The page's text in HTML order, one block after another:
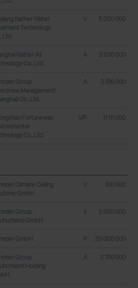
Nather Water
Technology
Ltd.
V 5 000 000
Nather Air
Co., Ltd.
A 3 200 000
Group
Management
Co., Ltd.
A 2 516 000
Fortuneway
Co., Ltd.
V/P 11 111 000
Climate Ceiling
GmbH
V 100 000
Group
GmbH
V 2 000 000
GmbH P 25 000 000
Group
Holding
A 2 100 000